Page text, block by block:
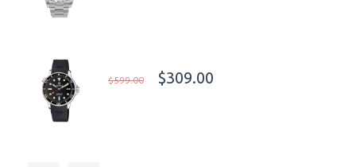
$599.00 $309.00